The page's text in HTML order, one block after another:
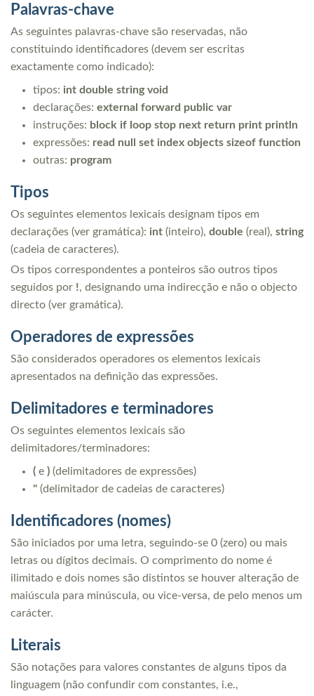
Palavras-chave
As seguintes palavras-chave são reservadas, não
constituindo identificadores (devem ser escritas
exactamente como indicado):
tipos: int double string void
declarações: external forward public var
instruções: block if loop stop next return print println
expressões: read null set index objects sizeof function
outras: program
Tipos
Os seguintes elementos lexicais designam tipos em
declarações (ver gramática): int (inteiro), double (real), string
(cadeia de caracteres).
Os tipos correspondentes a ponteiros são outros tipos
seguidos por !, designando uma indirecção e não o objecto
directo (ver gramática).
Operadores de expressões
São considerados operadores os elementos lexicais
apresentados na definição das expressões.
Delimitadores e terminadores
Os seguintes elementos lexicais são
delimitadores/terminadores:
( e ) (delimitadores de expressões)
" (delimitador de cadeias de caracteres)
Identificadores (nomes)
São iniciados por uma letra, seguindo-se 0 (zero) ou mais
letras ou dígitos decimais. O comprimento do nome é
ilimitado e dois nomes são distintos se houver alteração de
maiúscula para minúscula, ou vice-versa, de pelo menos um
carácter.
Literais
São notações para valores constantes de alguns tipos da
linguagem (não confundir com constantes, i.e.,